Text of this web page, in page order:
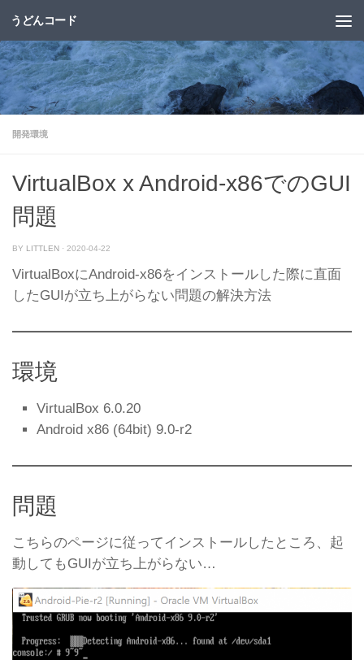
コンテンツへスキップ
うどんコード
開発環境
VirtualBox x Android-x86でのGUI
問題
BY LITTLEN · 2020-04-22
VirtualBoxにAndroid-x86をインストールした際に直面
したGUIが立ち上がらない問題の解決方法
環境
VirtualBox 6.0.20
Android x86 (64bit) 9.0-r2
問題
こちらのページに従ってインストールしたところ、起
動してもGUIが立ち上がらない…